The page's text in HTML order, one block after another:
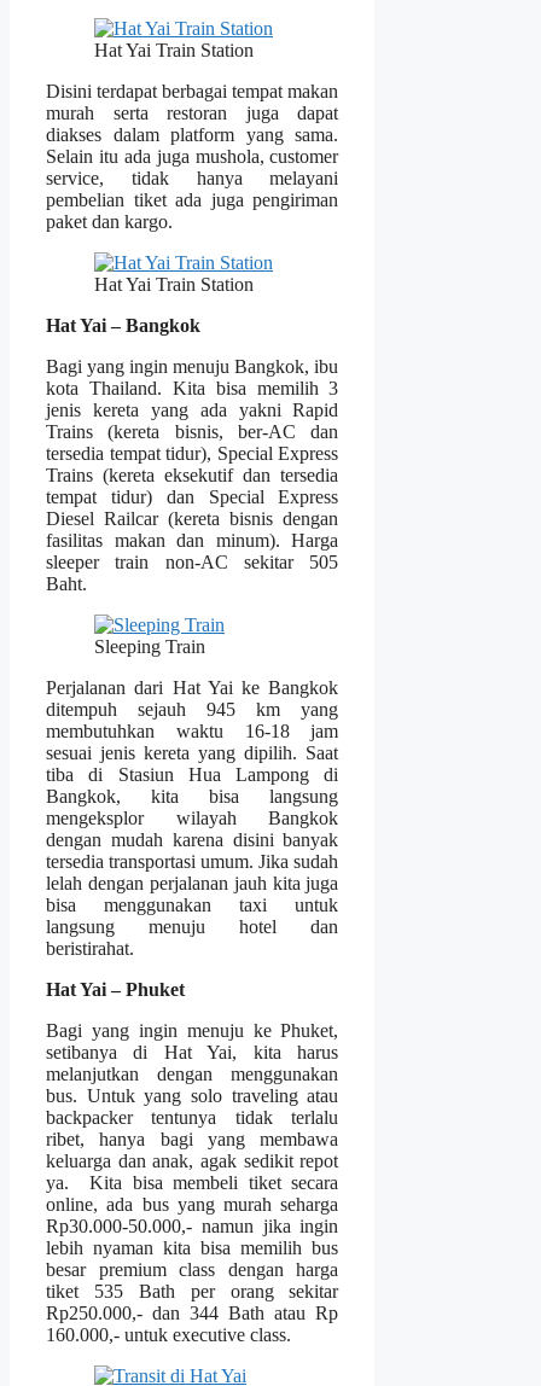
Hat Yai Train Station
Disini terdapat berbagai tempat makan
murah serta restoran juga dapat
diakses dalam platform yang sama.
Selain itu ada juga mushola, customer
service, tidak hanya melayani
pembelian tiket ada juga pengiriman
paket dan kargo.
Hat Yai Train Station
Hat Yai – Bangkok
Bagi yang ingin menuju Bangkok, ibu
kota Thailand. Kita bisa memilih 3
jenis kereta yang ada yakni Rapid
Trains (kereta bisnis, ber-AC dan
tersedia tempat tidur), Special Express
Trains (kereta eksekutif dan tersedia
tempat tidur) dan Special Express
Diesel Railcar (kereta bisnis dengan
fasilitas makan dan minum). Harga
sleeper train non-AC sekitar 505
Baht.
Sleeping Train
Perjalanan dari Hat Yai ke Bangkok
ditempuh sejauh 945 km yang
membutuhkan waktu 16-18 jam
sesuai jenis kereta yang dipilih. Saat
tiba di Stasiun Hua Lampong di
Bangkok, kita bisa langsung
mengeksplor wilayah Bangkok
dengan mudah karena disini banyak
tersedia transportasi umum. Jika sudah
lelah dengan perjalanan jauh kita juga
bisa menggunakan taxi untuk
langsung menuju hotel dan
beristirahat.
Hat Yai – Phuket
Bagi yang ingin menuju ke Phuket,
setibanya di Hat Yai, kita harus
melanjutkan dengan menggunakan
bus. Untuk yang solo traveling atau
backpacker tentunya tidak terlalu
ribet, hanya bagi yang membawa
keluarga dan anak, agak sedikit repot
ya. Kita bisa membeli tiket secara
online, ada bus yang murah seharga
Rp30.000-50.000,- namun jika ingin
lebih nyaman kita bisa memilih bus
besar premium class dengan harga
tiket 535 Bath per orang sekitar
Rp250.000,- dan 344 Bath atau Rp
160.000,- untuk executive class.